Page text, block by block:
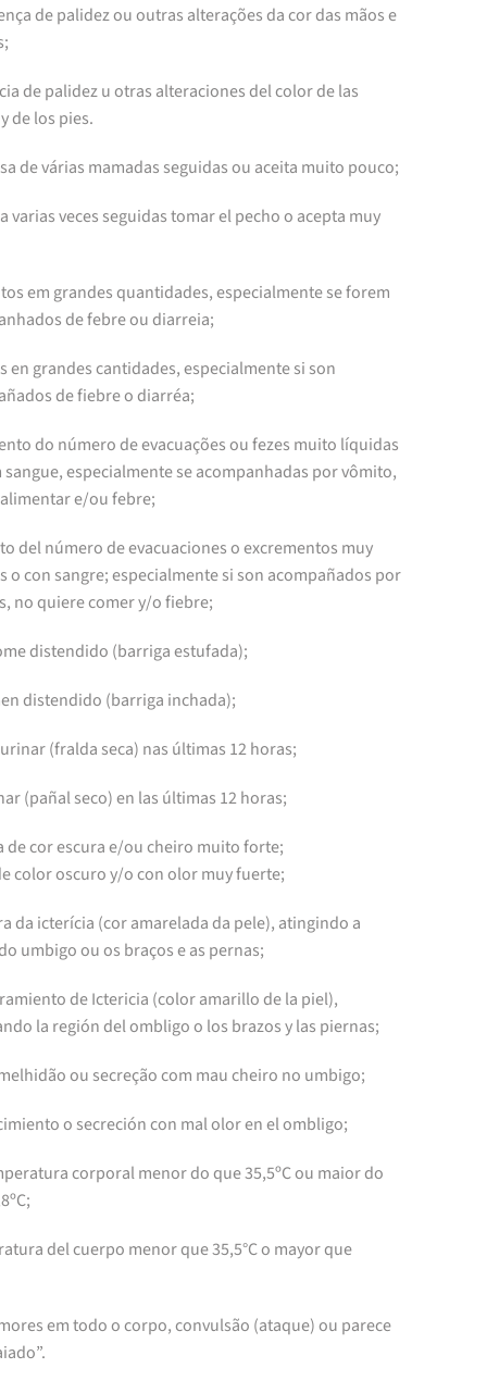
de palidez ou outras alterações da cor das mãos e
de palidez u otras alteraciones del color de las
de los pies.
de várias mamadas seguidas ou aceita muito pouco;
varias veces seguidas tomar el pecho o acepta muy
em grandes quantidades, especialmente se forem
de febre ou diarreia;
en grandes cantidades, especialmente si son
de fiebre o diarréa;
do número de evacuações ou fezes muito líquidas
sangue, especialmente se acompanhadas por vômito,
e/ou febre;
del número de evacuaciones o excrementos muy
o con sangre; especialmente si son acompañados por
no quiere comer y/o fiebre;
distendido (barriga estufada);
distendido (barriga inchada);
(fralda seca) nas últimas 12 horas;
(pañal seco) en las últimas 12 horas;
de cor escura e/ou cheiro muito forte;
color oscuro y/o con olor muy fuerte;
da icterícia (cor amarelada da pele), atingindo a
umbigo ou os braços e as pernas;
de Ictericia (color amarillo de la piel),
la región del ombligo o los brazos y las piernas;
ou secreção com mau cheiro no umbigo;
o secreción con mal olor en el ombligo;
corporal menor do que 35,5ºC ou maior do
del cuerpo menor que 35,5°C o mayor que
em todo o corpo, convulsão (ataque) ou parece